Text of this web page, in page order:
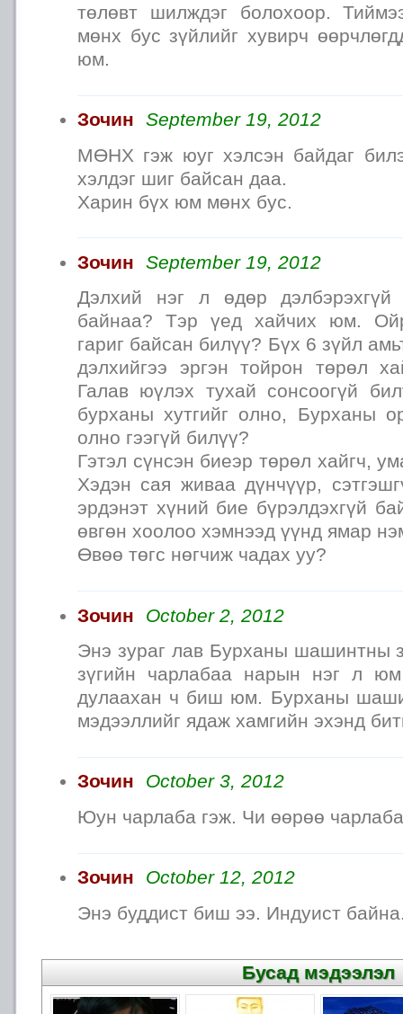
төлөвт шилждэг болохоор.
мөнх бус зүйлийг хувирч
юм.
Зочин
September 19, 2012
МӨНХ гэж юуг хэлсэн байдаг
хэлдэг шиг байсан даа.
Харин бүх юм мөнх бус.
Зочин
September 19, 2012
Дэлхий нэг л өдөр дэлбэрэхгүй
байнаа? Тэр үед хайчих юм.
гариг байсан билүү? Бүх 6 зүйл
дэлхийгээ эргэн тойрон төрөл
Галав юүлэх тухай сонсоогүй
бурханы хутгийг олно, Бурханы
олно гээгүй билүү?
Гэтэл сүнсэн биеэр төрөл хайгч,
Хэдэн сая живаа дүнчүүр,
эрдэнэт хүний бие бүрэлдэхгүй
өвгөн хоолоо хэмнээд үүнд ямар
Өвөө төгс нөгчиж чадах уу?
Зочин
October 2, 2012
Энэ зураг лав Бурханы шашинтны
зүгийн чарлабаа нарын нэг л
дулаахан ч биш юм. Бурханы
мэдээллийг ядаж хамгийн эхэнд
Зочин
October 3, 2012
Юун чарлаба гэж. Чи өөрөө
Зочин
October 12, 2012
Энэ буддист биш ээ. Индуист
Бусад мэдээлэл